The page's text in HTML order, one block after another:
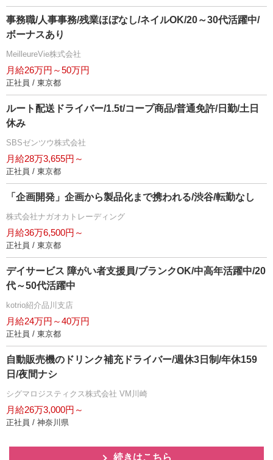
事務職/人事事務/残業ほぼなし/ネイルOK/20～30代活躍中/
ボーナスあり
MeilleureVie株式会社
月給26万円～50万円
正社員 / 東京都
ルート配送ドライバー/1.5t/コープ商品/普通免許/日勤/土日
休み
SBSゼンツウ株式会社
月給28万3,655円～
正社員 / 東京都
「企画開発」企画から製品化まで携われる/渋谷/転勤なし
株式会社ナガオカトレーディング
月給36万6,500円～
正社員 / 東京都
デイサービス 障がい者支援員/ブランクOK/中高年活躍中/20
代～50代活躍中
kotrio紹介品川支店
月給24万円～40万円
正社員 / 東京都
自動販売機のドリンク補充ドライバー/週休3日制/年休159
日/夜間ナシ
シグマロジスティクス株式会社 VM川崎
月給26万3,000円～
正社員 / 神奈川県
続きはこちら